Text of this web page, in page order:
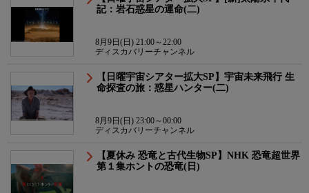
記：岩石惑星の運命(二)
8月9日(日) 21:00～22:00
ディスカバリーチャンネル
【日曜宇宙シアター拡大SP】宇宙未来飛行 生
命探査の旅：惑星ハンター(二)
8月9日(日) 23:00～00:00
ディスカバリーチャンネル
【夏休み 恐竜と古代生物SP】NHK 恐竜超世界
第１集ホントの恐竜(日)